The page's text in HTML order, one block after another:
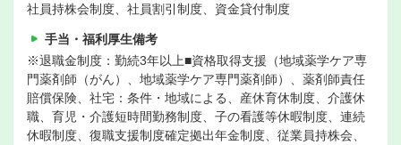
社員持株会制度、社員割引制度、資金貸付制度
手当・福利厚生備考
※退職金制度：勤続3年以上■資格取得支援（地域薬学ケア専
門薬剤師（がん）、地域薬学ケア専門薬剤師）、薬剤師責任
賠償保険、社宅：条件・地域による、産休育休制度、介護休
職、育児・介護短時間勤務制度、子の看護等休暇制度、連続
休暇制度、復職支援制度確定拠出年金制度、従業員持株会、